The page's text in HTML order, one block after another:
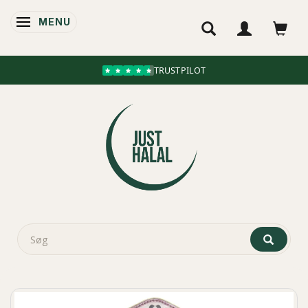
SKIFTE NAVIGATION
MENU
TRUSTPILOT